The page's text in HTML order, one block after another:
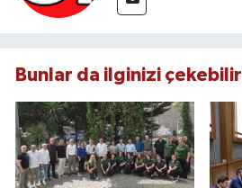
Bunlar da ilginizi çekebilir